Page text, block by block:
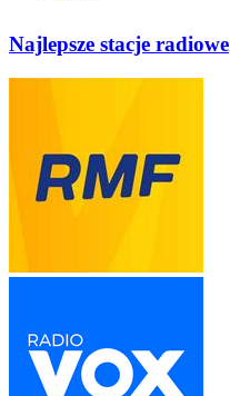
Najlepsze stacje radiowe